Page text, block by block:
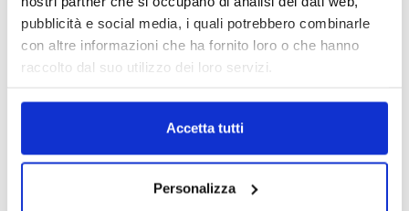
pubblicità e social media, i quali potrebbero combinarle
con altre informazioni che ha fornito loro o che hanno
raccolto dal suo utilizzo dei loro servizi.
Accetta tutti
Personalizza
AGOSTO 2026